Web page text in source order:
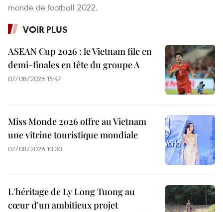
monde de football 2022.
VOIR PLUS
ASEAN Cup 2026 : le Vietnam file en
demi-finales en tête du groupe A
07/08/2026 15:47
Miss Monde 2026 offre au Vietnam
une vitrine touristique mondiale
07/08/2026 10:30
L'héritage de Ly Long Tuong au
cœur d'un ambitieux projet